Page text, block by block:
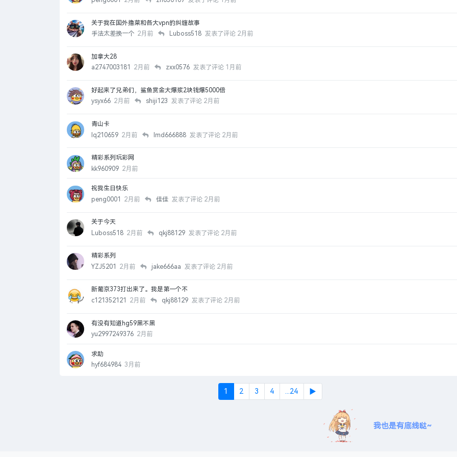
关于我在国外撸菜和各大vpn的纠缠故事
手法太差换一个 2月前 Luboss518 发表了评论2月前
加拿大28
a2747003181
2月前 zxx0576 发表了评论1月前
好起来了兄弟们，鲨鱼赏金大爆浆2块钱爆5000倍
ysyx66 2月前 shiji123 发表了评论2月前
青山卡
lq210659 2月前 lmd666888 发表了评论2月前
精彩系列玩彩网
kk960909 2月前
祝我生日快乐
peng0001
2月前 佳佳 发表了评论2月前
关于今天
Luboss518 2月前 qkj88129 发表了评论2月前
精彩系列
YZJ5201
2月前 jake666aa 发表了评论2月前
新葡京373打出来了。我是第一个不
c121352121
2月前 qkj88129 发表了评论2月前
有没有知道hg59黑不黑
yu2997249376 2月前
求助
hyf684984 3月前
1 2 3 4 ...24 ▶
我也是有底线哒~